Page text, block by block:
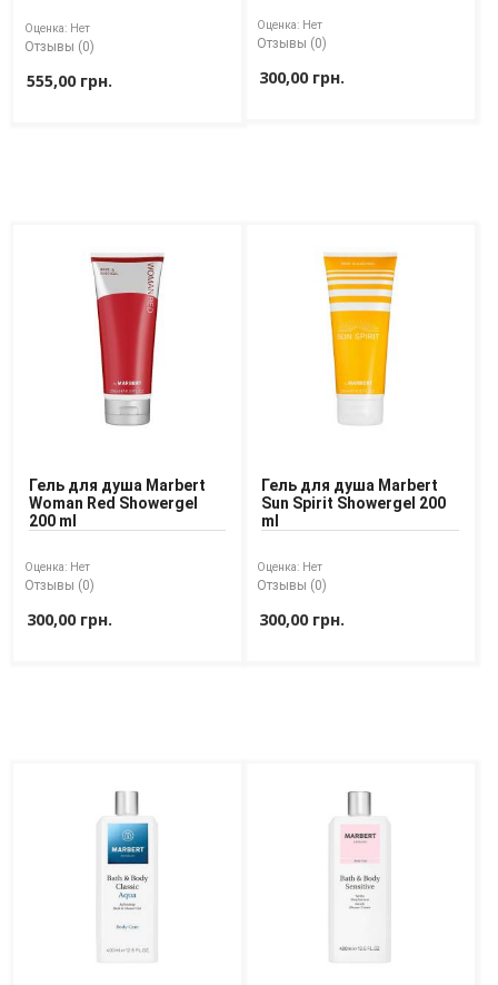
Оценка: Нет
Отзывы (0)
555,00 грн.
Оценка: Нет
Отзывы (0)
300,00 грн.
Гель для душа Marbert
Woman Red Showergel
200 ml
Оценка: Нет
Отзывы (0)
300,00 грн.
Гель для душа Marbert
Sun Spirit Showergel 200
ml
Оценка: Нет
Отзывы (0)
300,00 грн.